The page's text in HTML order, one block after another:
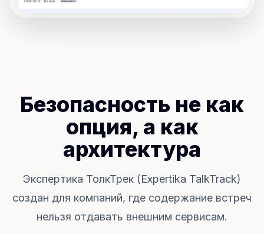
Безопасность не как
опция, а как
архитектура
Экспертика ТолкТрек (Expertika TalkTrack)
создан для компаний, где содержание встреч
нельзя отдавать внешним сервисам.